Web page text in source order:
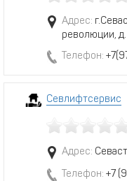
Адрес:
революции, д.
Телефон:
Севлифтсервис
Адрес:
Телефон: +7